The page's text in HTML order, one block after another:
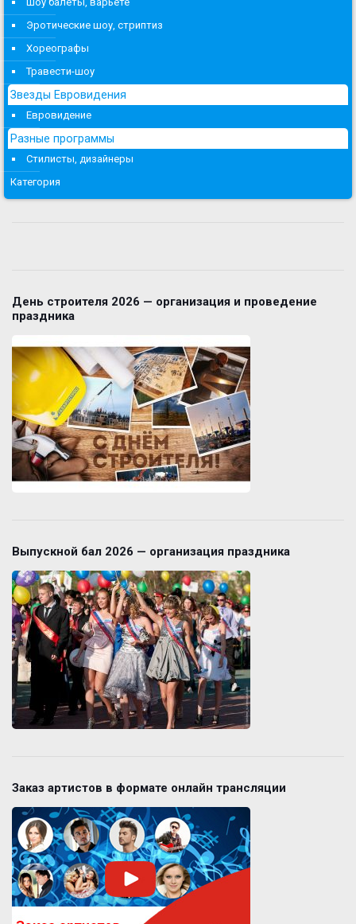
Эротические шоу, стриптиз
Хореографы
Травести-шоу
Звезды Евровидения
Евровидение
Разные программы
Стилисты, дизайнеры
Категория
День строителя 2026 — организация и проведение
праздника
Выпускной бал 2026 — организация праздника
Заказ артистов в формате онлайн трансляции